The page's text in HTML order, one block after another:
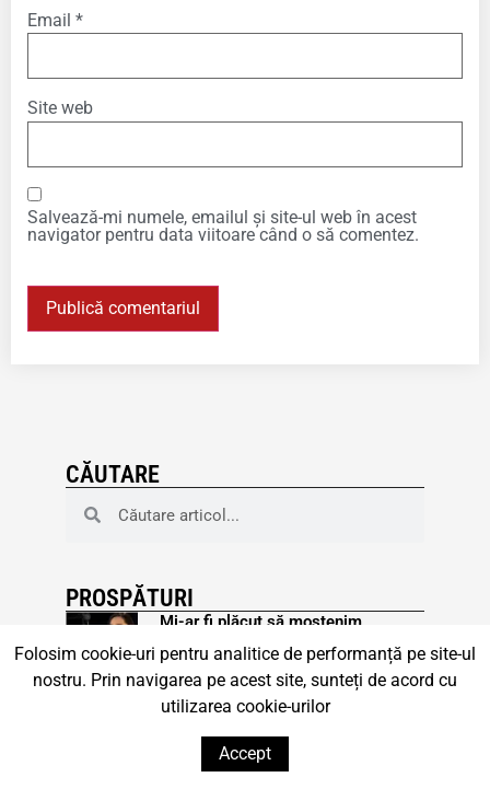
Email *
Site web
Salvează-mi numele, emailul și site-ul web în acest
navigator pentru data viitoare când o să comentez.
CĂUTARE
PROSPĂTURI
Mi-ar fi plăcut să moștenim
Continuare »
Stat vs Privat. Operații în oglindă și
alte observații
Continuare »
Folosim cookie-uri pentru analitice de performanță pe site-ul
nostru. Prin navigarea pe acest site, sunteți de acord cu
utilizarea cookie-urilor
Accept